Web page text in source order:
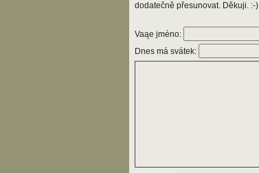
dodatečně přesunovat. Děkuji. :-)
Vaąe jméno:
Dnes má svátek: